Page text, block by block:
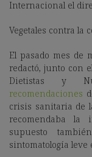
Internacional el
Vegetales contra la
El pasado mes de
redactó, junto con
Dietistas y
recomendaciones
crisis sanitaria de
recomendaba la
supuesto
sintomatología leve